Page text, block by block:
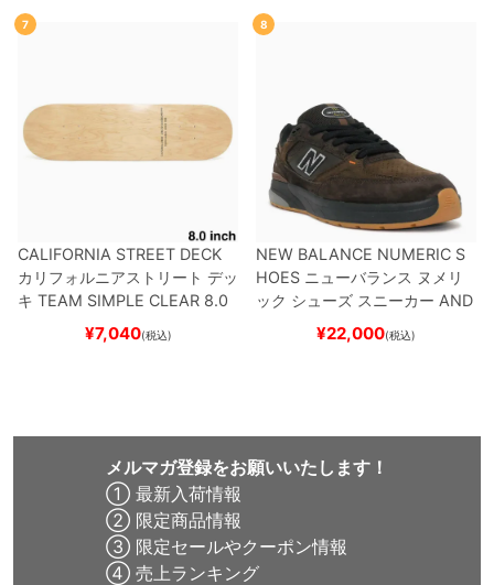
7
CALIFORNIA STREET DECK
カリフォルニアストリート デッ
キ TEAM SIMPLE CLEAR 8.0
ブランク（DSM）
ード スケボー
¥7,040(税込)
8
NEW BALANCE NUMERIC S
HOES ニューバランス ヌメリ
ック シューズ スニーカー AND
REW REYNOLDS 933
BROWN/BLACKスケート
¥22,000(税込)
メルマガ登録をお願いいたします！
① 最新入荷情報
② 限定商品情報
③ 限定セールやクーポン情報
④ 売上ランキング